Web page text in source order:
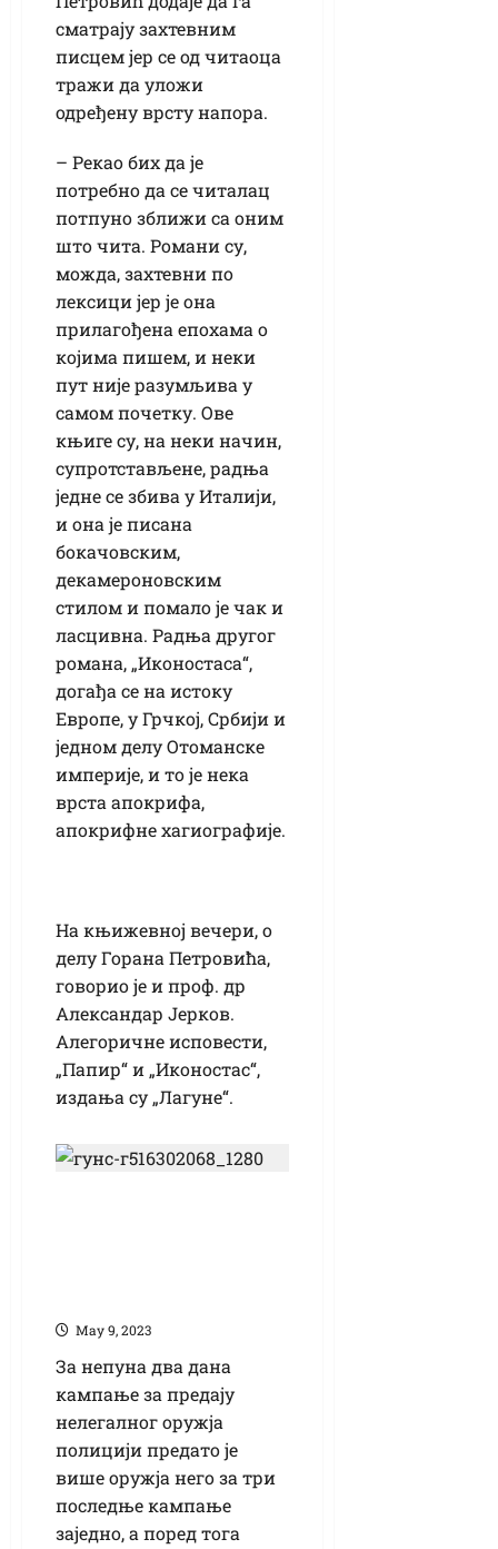
сматрају захтевним
писцем јер се од читаоца
тражи да уложи
одређену врсту напора.
– Рекао бих да је
потребно да се читалац
потпуно зближи са оним
што чита. Романи су,
можда, захтевни по
лексици јер је она
прилагођена епохама о
којима пишем, и неки
пут није разумљива у
самом почетку. Ове
књиге су, на неки начин,
супротстављене, радња
једне се збива у Италији,
и она је писана
бокачовским,
декамероновским
стилом и помало је чак и
ласцивна. Радња другог
романа, „Иконостаса“,
догађа се на истоку
Европе, у Грчкој, Србији и
једном делу Отоманске
империје, и то је нека
врста апокрифа,
апокрифне хагиографије.
На књижевној вечери, о
делу Горана Петровића,
говорио је и проф. др
Александар Јерков.
Алегоричне исповести,
„Папир“ и „Иконостас“,
издања су „Лагуне“.
Маy 9, 2023
За непуна два дана
кампање за предају
нелегалног оружја
полицији предато је
више оружја него за три
последње кампање
заједно, а поред тога